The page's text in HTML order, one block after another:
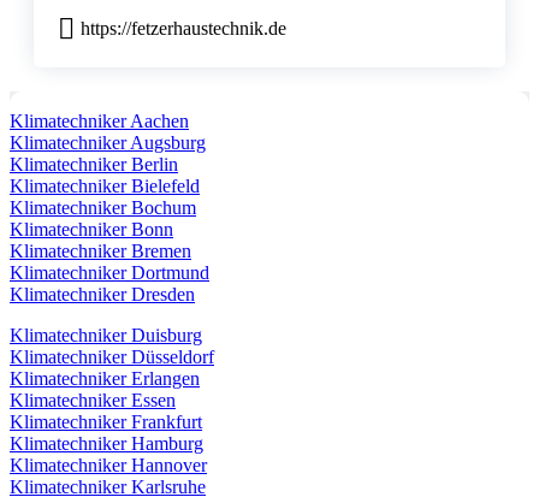
https://fetzerhaustechnik.de
Klimatechniker Aachen
Klimatechniker Augsburg
Klimatechniker Berlin
Klimatechniker Bielefeld
Klimatechniker Bochum
Klimatechniker Bonn
Klimatechniker Bremen
Klimatechniker Dortmund
Klimatechniker Dresden
Klimatechniker Duisburg
Klimatechniker Düsseldorf
Klimatechniker Erlangen
Klimatechniker Essen
Klimatechniker Frankfurt
Klimatechniker Hamburg
Klimatechniker Hannover
Klimatechniker Karlsruhe